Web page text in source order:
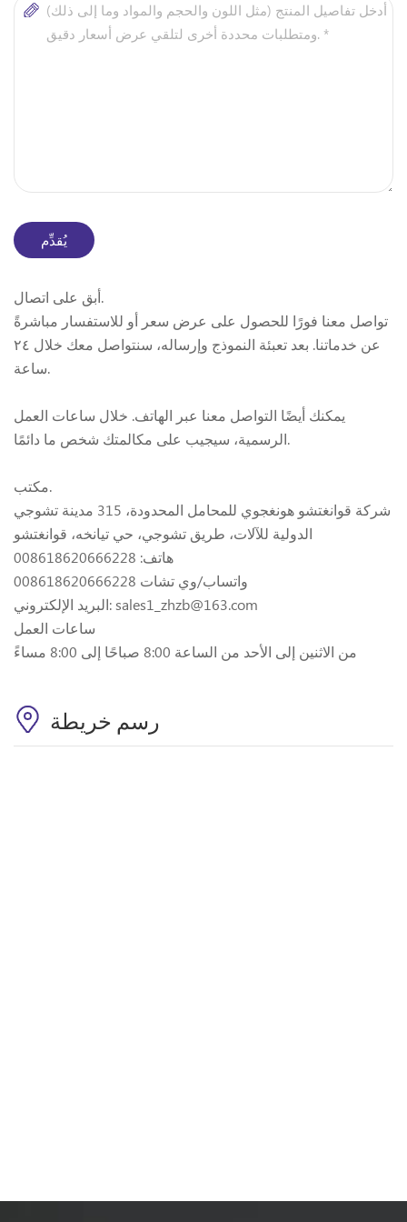
أبق على اتصال.
تواصل معنا فورًا للحصول على عرض سعر أو للاستفسار مباشرةً
عن خدماتنا. بعد تعبئة النموذج وإرساله، سنتواصل معك خلال ٢٤
ساعة.
يمكنك أيضًا التواصل معنا عبر الهاتف. خلال ساعات العمل
الرسمية، سيجيب على مكالمتك شخص ما دائمًا.
مكتب.
شركة قوانغتشو هونغجوي للمحامل المحدودة، 315 مدينة تشوجي
الدولية للآلات، طريق تشوجي، حي تيانخه، قوانغتشو
هاتف: 008618620666228
واتساب/وي تشات 008618620666228
البريد الإلكتروني: sales1_zhzb@163.com
ساعات العمل
من الاثنين إلى الأحد من الساعة 8:00 صباحًا إلى 8:00 مساءً
رسم خريطة